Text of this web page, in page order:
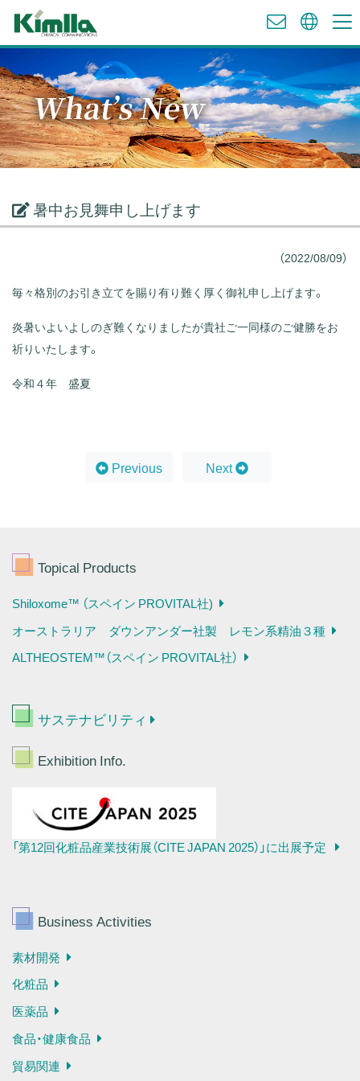
暑中お見舞申し上げます
（2022/08/09）
毎々格別のお引き立てを賜り有り難く厚く御礼申し上げます。
炎暑いよいよしのぎ難くなりましたが貴社ご一同様のご健勝をお
祈りいたします。
令和４年 盛夏
Previous Next
Topical Products
Shiloxome™ （スペイン PROVITAL社)
オーストラリア ダウンアンダー社製 レモン系精油３種
ALTHEOSTEM™（スペイン PROVITAL社）
サステナビリティ
Exhibition Info.
「第12回化粧品産業技術展（CITE JAPAN 2025）」に出展予定
Business Activities
素材開発
化粧品
医薬品
食品・健康食品
貿易関連